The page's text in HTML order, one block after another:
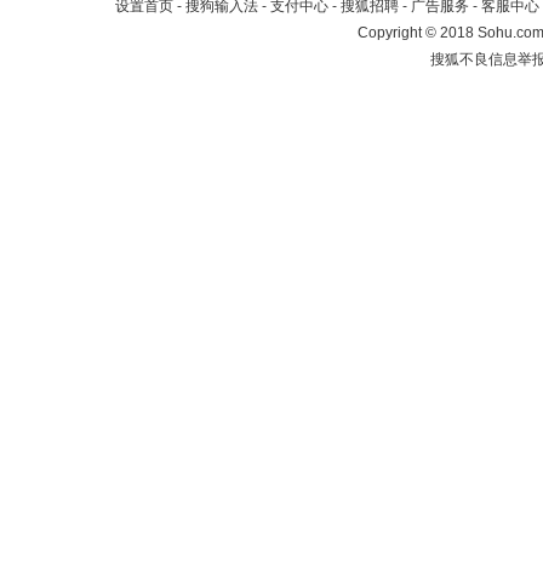
设置首页 - 搜狗输入法 - 支付中心 - 搜狐招聘 - 广告服务 - 客服中心
Copyright©2018
搜狐不良信息举